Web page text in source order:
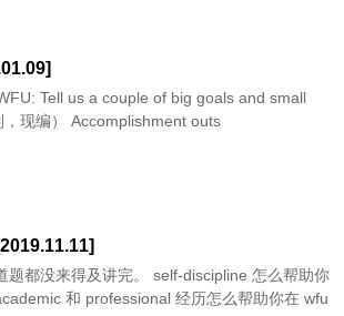
and small
goals（面经里好像没看到，现编） Accomplishment outs
完。 self-discipline 怎么帮助你
和 professional 经历怎么帮助你在 wfu